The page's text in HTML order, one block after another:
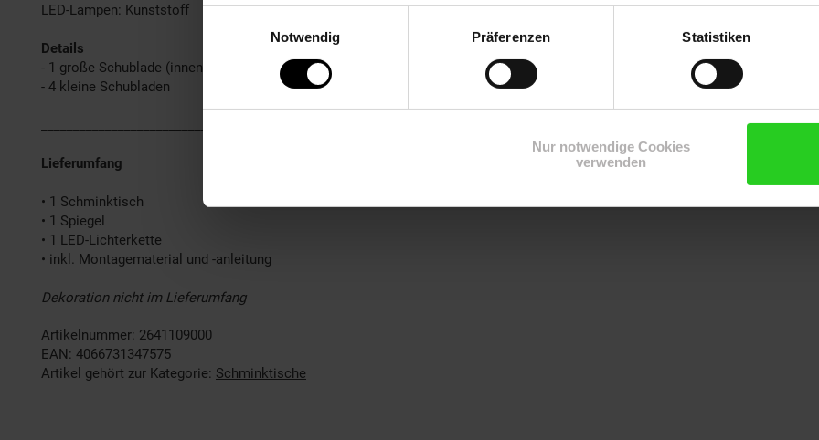
Notwendig
Präferenzen Statistiken
Nur notwendige Cookies
verwenden
LED-Lampen: Kunststoff
Details
- 1 große Schublade (innen geteilt, grifflos)
- 4 kleine Schubladen
Lieferumfang
• 1 Schminktisch
• 1 Spiegel
• 1 LED-Lichterkette
• inkl. Montagematerial und -anleitung
Dekoration nicht im Lieferumfang
Artikelnummer: 2641109000
EAN: 4066731347575
Artikel gehört zur Kategorie: Schminktische